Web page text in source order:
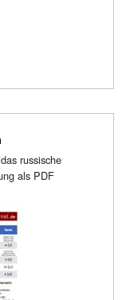
russische
als PDF